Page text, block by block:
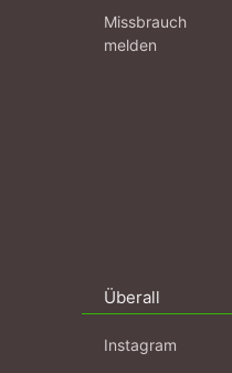
Missbrauch
melden
Überall
Instagram